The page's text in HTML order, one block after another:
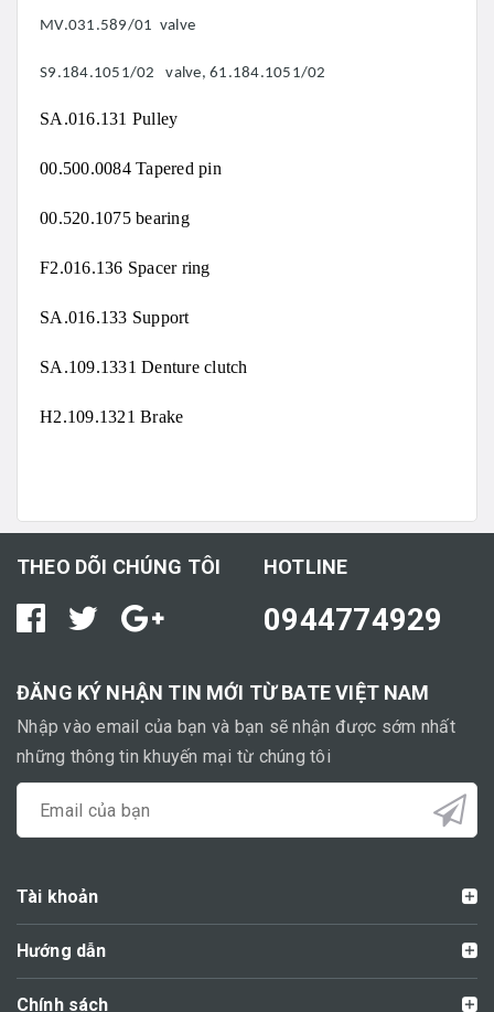
MV.031.589/01 valve
S9.184.1051/02 valve, 61.184.1051/02
SA.016.131 Pulley
00.500.0084 Tapered pin
00.520.1075 bearing
F2.016.136 Spacer ring
SA.016.133 Support
SA.109.1331 Denture clutch
H2.109.1321 Brake
THEO DÕI CHÚNG TÔI HOTLINE
0944774929
ĐĂNG KÝ NHẬN TIN MỚI TỪ BATE VIỆT NAM
Nhập vào email của bạn và bạn sẽ nhận được sớm nhất
những thông tin khuyến mại từ chúng tôi
Tài khoản
Hướng dẫn
Chính sách